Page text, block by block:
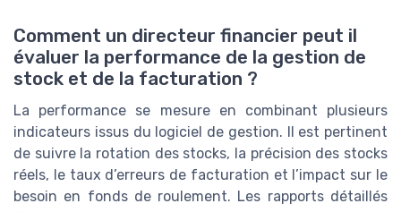
Comment un directeur financier peut il
évaluer la performance de la gestion de
stock et de la facturation ?
La performance se mesure en combinant plusieurs
indicateurs issus du logiciel de gestion. Il est pertinent
de suivre la rotation des stocks, la précision des stocks
réels, le taux d’erreurs de facturation et l’impact sur le
besoin en fonds de roulement. Les rapports détaillés